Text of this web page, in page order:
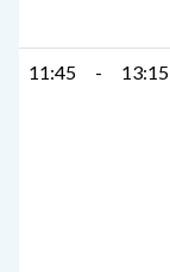
11:45 - 13:15